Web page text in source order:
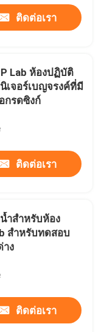
ติดต่อเรา
Lab ห้องปฏิบัติ
เจอร์เบญจรงค์ที่มี
กรดซิงก์
ติดต่อเรา
ำสำหรับห้อง
สำหรับทดสอบ
ง
ติดต่อเรา